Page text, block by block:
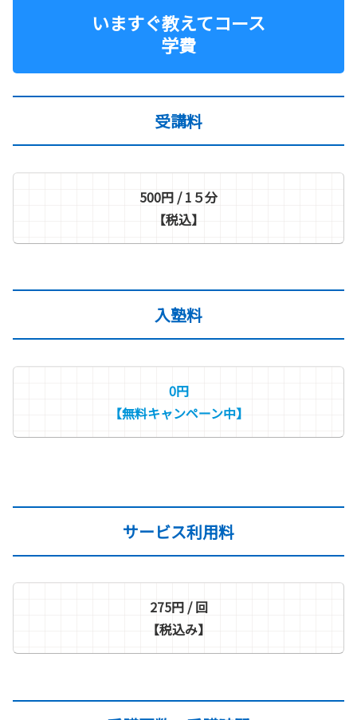
いますぐ教えてコース
学費
受講料
500円 / 1 ５分
【税込】
入塾料
0円
【無料キャンペーン中】
サービス利用料
275円 / 回
【税込み】